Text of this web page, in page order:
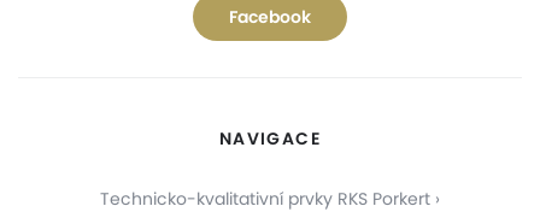
Facebook
NAVIGACE
Technicko-kvalitativní prvky RKS Porkert